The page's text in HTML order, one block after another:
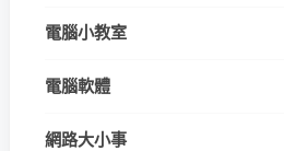
電腦小教室
電腦軟體
網路大小事